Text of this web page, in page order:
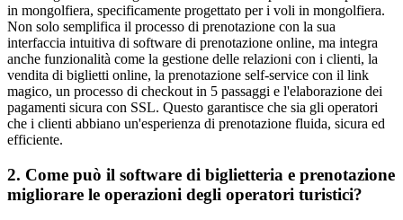
in mongolfiera, specificamente progettato per i voli in mongolfiera.
Non solo semplifica il processo di prenotazione con la sua
interfaccia intuitiva di software di prenotazione online, ma integra
anche funzionalità come la gestione delle relazioni con i clienti, la
vendita di biglietti online, la prenotazione self-service con il link
magico, un processo di checkout in 5 passaggi e l'elaborazione dei
pagamenti sicura con SSL. Questo garantisce che sia gli operatori
che i clienti abbiano un'esperienza di prenotazione fluida, sicura ed
efficiente.
2. Come può il software di biglietteria e prenotazione
migliorare le operazioni degli operatori turistici?